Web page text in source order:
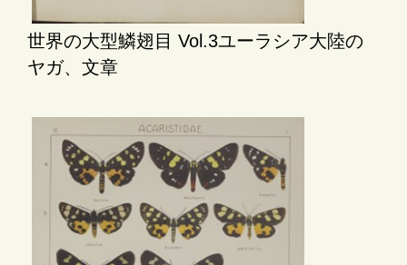
世界の大型鱗翅目 Vol.3ユーラシア大陸の
ヤガ、文章